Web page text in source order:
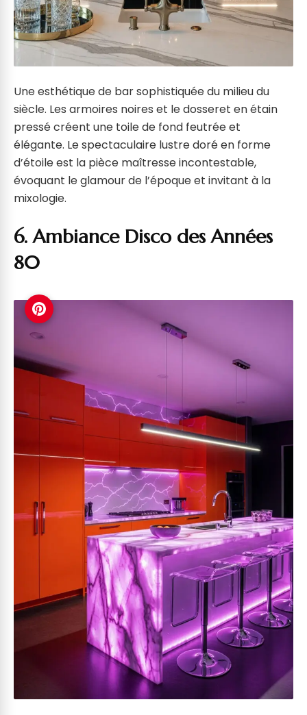
Une esthétique de bar sophistiquée du milieu du
siècle. Les armoires noires et le dosseret en étain
pressé créent une toile de fond feutrée et
élégante. Le spectaculaire lustre doré en forme
d’étoile est la pièce maîtresse incontestable,
évoquant le glamour de l’époque et invitant à la
mixologie.
6. Ambiance Disco des Années
80